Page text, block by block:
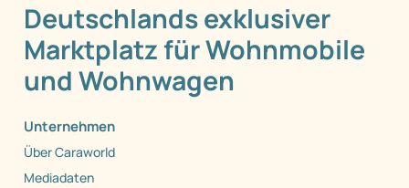
Deutschlands exklusiver
Marktplatz für Wohnmobile
und Wohnwagen
Unternehmen
Über Caraworld
Mediadaten